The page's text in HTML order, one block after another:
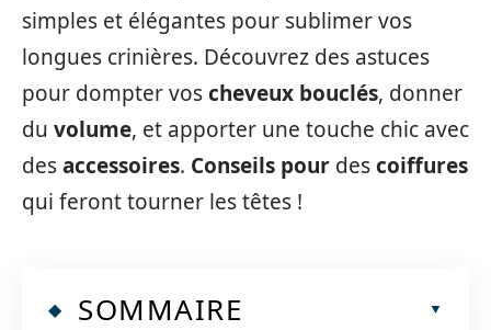
simples et élégantes pour sublimer vos
longues crinières. Découvrez des astuces
pour dompter voscheveux bouclés, donner
du volume, et apporter une touche chic avec
desaccessoires. Conseils pour descoiffures
qui feront tourner les têtes !
SOMMAIRE